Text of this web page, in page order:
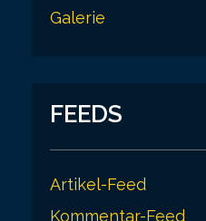
Galerie
FEEDS
Artikel-Feed
Kommentar-Feed